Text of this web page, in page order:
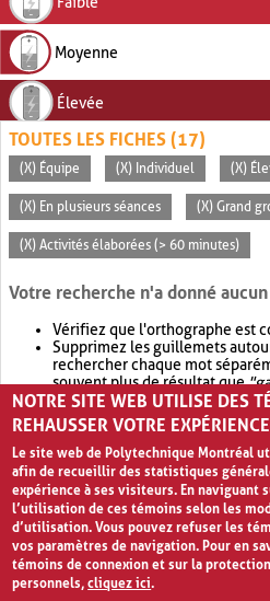
Moyenne
Élevée
TOUTES LES FICHES (17)
(X) Équipe (X) Individuel (X)
(X) En plusieurs séances (X) Grand
(X) Activités élaborées (> 60 minutes)
Votre recherche n'a donné
Vérifiez que l'orthographe est
Supprimez les guillemets
rechercher chaque mot
souvent plus de résultat que
Envisagez d'élargir votre
retournera souvent plus de
NOTRE SITE WEB UTILISE DES
REHAUSSER VOTRE
Le site web de Polytechnique Montréal
afin de recueillir des statistiques
expérience à ses visiteurs. En naviguant
l’utilisation de ces témoins selon les
d’utilisation. Vous pouvez refuser les
vos paramètres de navigation. Pour en
témoins de connexion et sur la
personnels,cliquez ici.